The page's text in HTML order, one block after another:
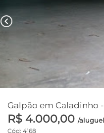
chevron_left
R$ 4.000,00/
Cód: 4168